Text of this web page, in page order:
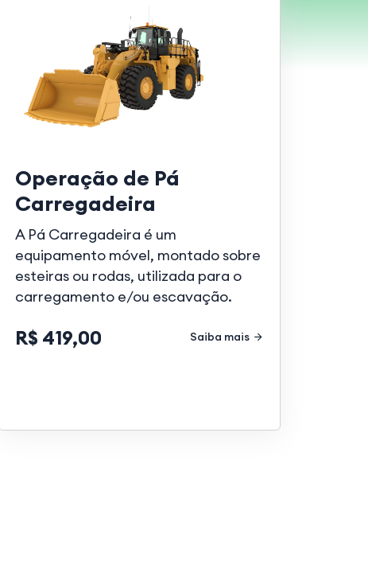
Operação de Pá
Carregadeira
A Pá Carregadeira é um
equipamento móvel, montado sobre
esteiras ou rodas, utilizada para o
carregamento e/ou escavação.
R$ 419,00 Saiba mais